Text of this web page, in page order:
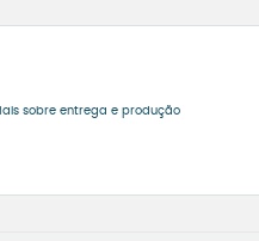
sobre entrega e produção